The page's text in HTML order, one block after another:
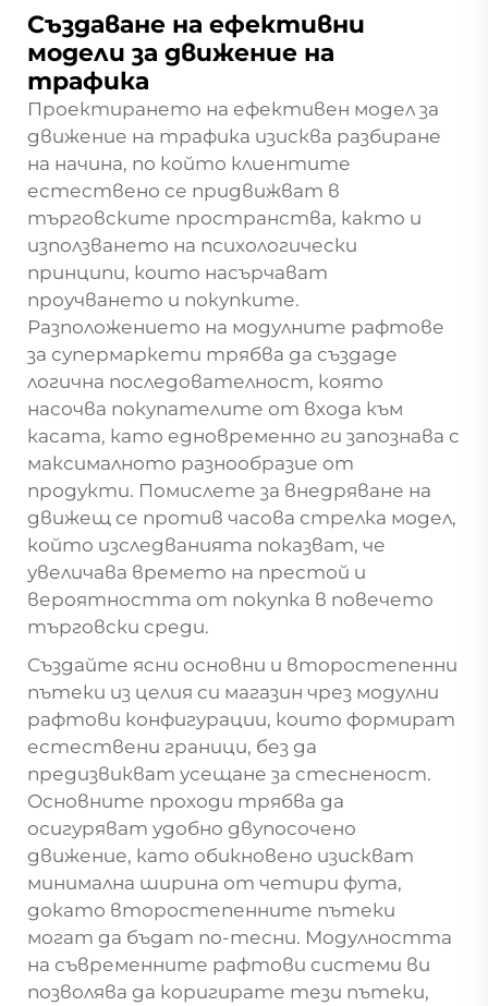
Създаване на ефективни
модели за движение на
трафика
Проектирането на ефективен модел за
движение на трафика изисква разбиране
на начина, по който клиентите
естествено се придвижват в
търговските пространства, както и
използването на психологически
принципи, които насърчават
проучването и покупките.
Разположението на модулните рафтове
за супермаркети трябва да създаде
логична последователност, която
насочва покупателите от входа към
касата, като едновременно ги запознава с
максималното разнообразие от
продукти. Помислете за внедряване на
движещ се против часова стрелка модел,
който изследванията показват, че
увеличава времето на престой и
вероятността от покупка в повечето
търговски среди.
Създайте ясни основни и второстепенни
пътеки из целия си магазин чрез модулни
рафтови конфигурации, които формират
естествени граници, без да
предизвикват усещане за стесненост.
Основните проходи трябва да
осигуряват удобно двупосочено
движение, като обикновено изискват
минимална ширина от четири фута,
докато второстепенните пътеки
могат да бъдат по-тесни. Модулността
на съвременните рафтови системи ви
позволява да коригирате тези пътеки,